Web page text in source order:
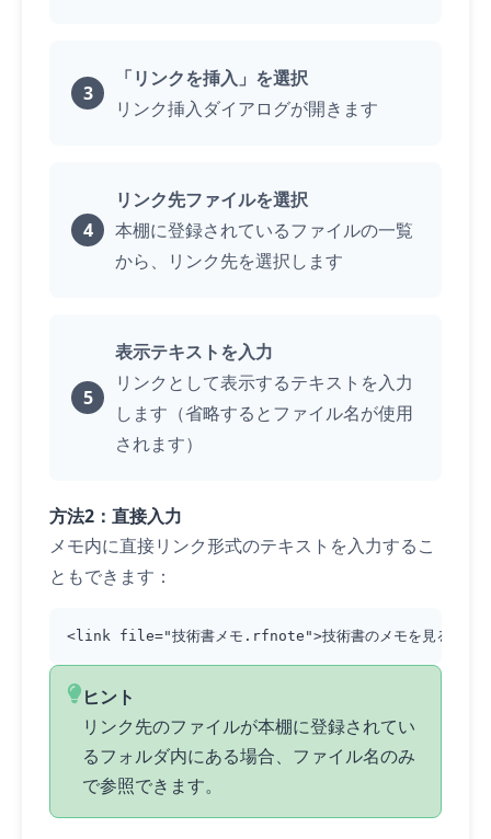
「リンクを挿入」を選択
リンク挿入ダイアログが開きます
リンク先ファイルを選択
本棚に登録されているファイルの一覧
から、リンク先を選択します
表示テキストを入力
リンクとして表示するテキストを入力
します（省略するとファイル名が使用
されます）
方法2：直接入力
メモ内に直接リンク形式のテキストを入力するこ
ともできます：
<link file="技術書メモ.rfnote">技術書のメモを見る</
ヒント
リンク先のファイルが本棚に登録されてい
るフォルダ内にある場合、ファイル名のみ
で参照できます。